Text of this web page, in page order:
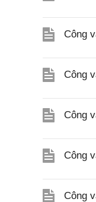
Công
Công
Công
Công
Công